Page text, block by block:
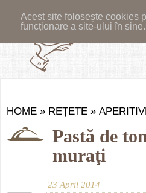
Acest site folosește cookies
funcționare a site-ului în
HOME » REȚETE »
Pastă de
muraţi
23 April 2014